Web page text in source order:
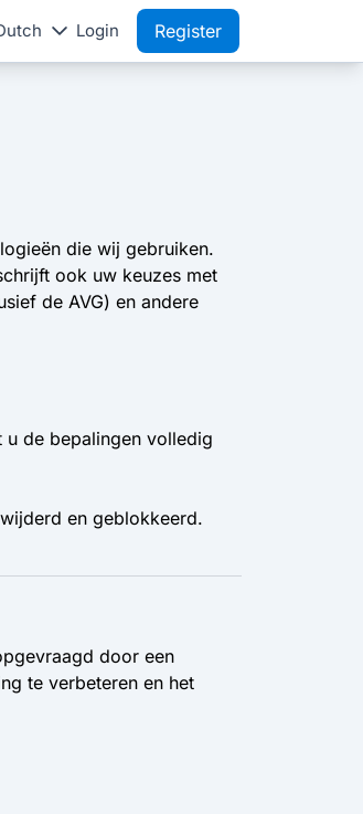
Login Register
die wij gebruiken.
ook uw keuzes met
de AVG) en andere
de bepalingen volledig
en geblokkeerd.
door een
te verbeteren en het